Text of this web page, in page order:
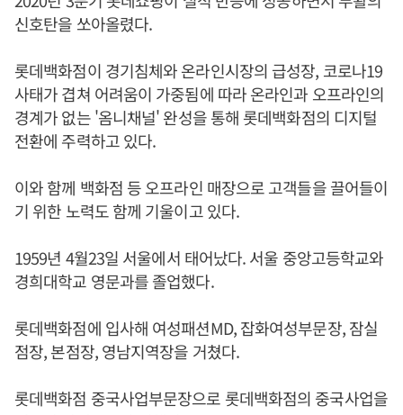
신호탄을 쏘아올렸다.
롯데백화점이 경기침체와 온라인시장의 급성장, 코로나19
사태가 겹쳐 어려움이 가중됨에 따라 온라인과 오프라인의
경계가 없는 '옴니채널' 완성을 통해 롯데백화점의 디지털
전환에 주력하고 있다.
이와 함께 백화점 등 오프라인 매장으로 고객들을 끌어들이
기 위한 노력도 함께 기울이고 있다.
1959년 4월23일 서울에서 태어났다. 서울 중앙고등학교와
경희대학교 영문과를 졸업했다.
롯데백화점에 입사해 여성패션MD, 잡화여성부문장, 잠실
점장, 본점장, 영남지역장을 거쳤다.
롯데백화점 중국사업부문장으로 롯데백화점의 중국사업을